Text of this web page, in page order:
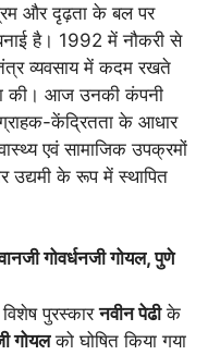
और दृढ़ता के बल पर
है। 1992 में नौकरी से
व्यवसाय में कदम रखते
की। आज उनकी कंपनी
ग्राहक-केंद्रितता के आधार
एवं सामाजिक उपक्रमों
उद्यमी के रूप में स्थापित
गोवर्धनजी गोयल, पुणे
पुरस्कारनवीन पेढीके
गोयलको घोषित किया गया